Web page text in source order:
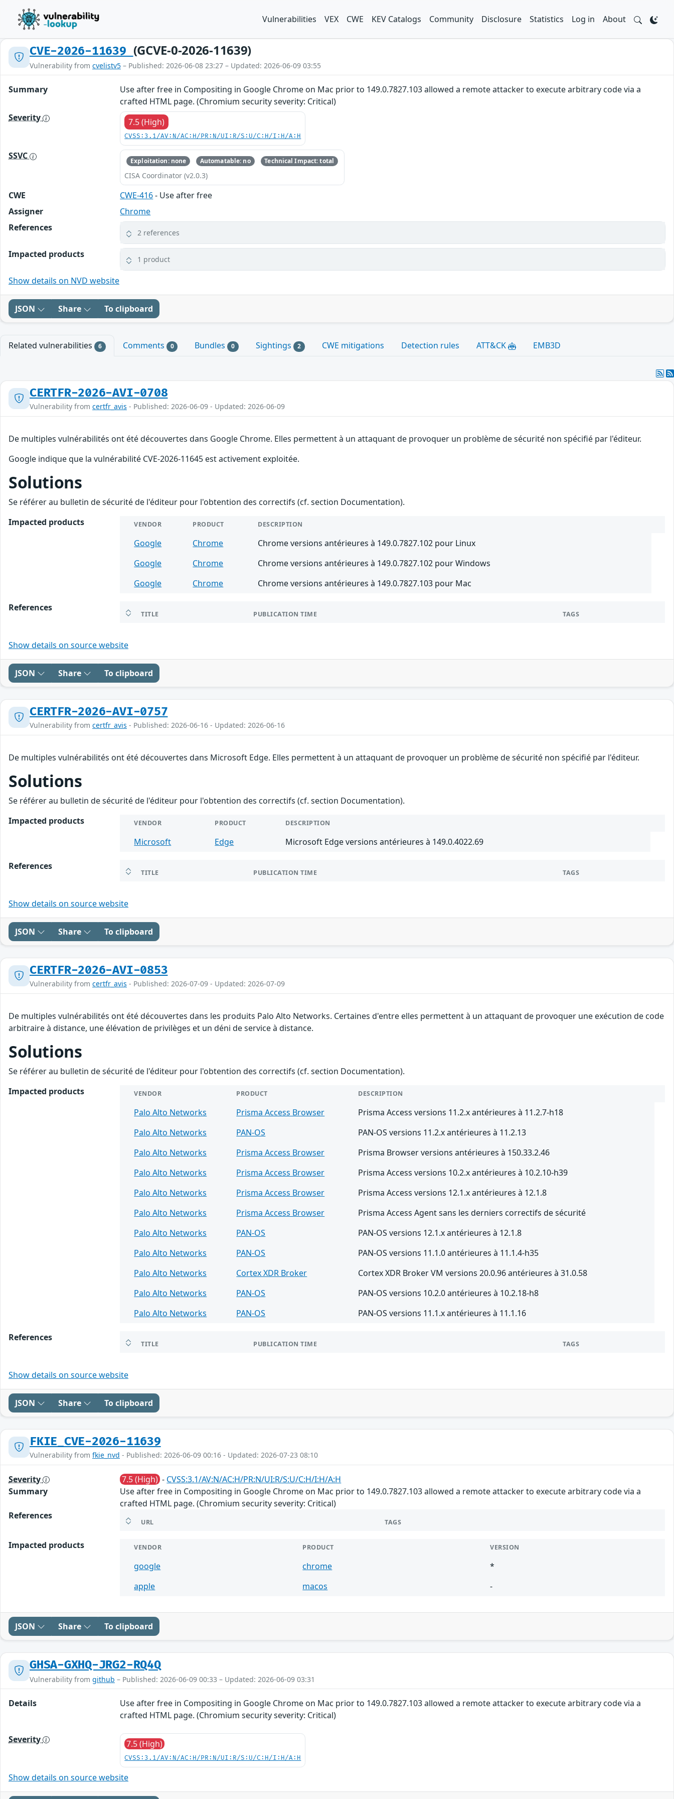
Vulnerabilities VEX CWE KEV Catalogs Community Disclosure Statistics Log in About
CVE-2026-11639 (GCVE-0-2026-11639)
Vulnerability from cvelistv5 – Published: 2026-06-08 23:27 – Updated: 2026-06-09 03:55
Summary
Use after free in Compositing in Google Chrome on Mac prior to 149.0.7827.103 allowed a remote attacker to execute arbitrary code via a
crafted HTML page. (Chromium security severity: Critical)
Severity
7.5 (High)
CVSS:3.1/AV:N/AC:H/PR:N/UI:R/S:U/C:H/I:H/A:H
SSVC Exploitation: none Automatable: no Technical Impact: total
CISA Coordinator (v2.0.3)
CWE CWE-416- Use after free
Assigner
Chrome
References
2 references
Impacted products 1 product
Show details on NVD website
JSON Share To clipboard
Related vulnerabilities 6 Comments 0 Bundles 0 Sightings 2 CWE mitigations Detection rules ATT&CK EMB3D
CERTFR-2026-AVI-0708
Vulnerability from certfr_avis - Published: 2026-06-09 - Updated: 2026-06-09
De multiples vulnérabilités ont été découvertes dans Google Chrome. Elles permettent à un attaquant de provoquer un problème de sécurité non spécifié par l'éditeur.
Google indique que la vulnérabilité CVE-2026-11645 est activement exploitée.
Solutions
Se référer au bulletin de sécurité de l'éditeur pour l'obtention des correctifs (cf. section Documentation).
Impacted products
VENDOR PRODUCT DESCRIPTION
Google Chrome
Chrome versions antérieures à 149.0.7827.102 pour Linux
Google
Chrome
Chrome versions antérieures à 149.0.7827.102 pour Windows
Google
Chrome Chrome versions antérieures à 149.0.7827.103 pour Mac
References
TITLE PUBLICATION TIME TAGS
Show details on source website
JSON Share To clipboard
CERTFR-2026-AVI-0757
Vulnerability from certfr_avis - Published: 2026-06-16 - Updated: 2026-06-16
De multiples vulnérabilités ont été découvertes dans Microsoft Edge. Elles permettent à un attaquant de provoquer un problème de sécurité non spécifié par l'éditeur.
Solutions
Se référer au bulletin de sécurité de l'éditeur pour l'obtention des correctifs (cf. section Documentation).
Impacted products
VENDOR PRODUCT DESCRIPTION
Microsoft Edge Microsoft Edge versions antérieures à 149.0.4022.69
References
TITLE PUBLICATION TIME TAGS
Show details on source website
JSON Share To clipboard
CERTFR-2026-AVI-0853
Vulnerability from certfr_avis - Published: 2026-07-09 - Updated: 2026-07-09
De multiples vulnérabilités ont été découvertes dans les produits Palo Alto Networks. Certaines d'entre elles permettent à un attaquant de provoquer une exécution de code
arbitraire à distance, une élévation de privilèges et un déni de service à distance.
Solutions
Se référer au bulletin de sécurité de l'éditeur pour l'obtention des correctifs (cf. section Documentation).
Impacted products
VENDOR PRODUCT DESCRIPTION
Palo Alto Networks Prisma Access Browser
Prisma Access versions 11.2.x antérieures à 11.2.7-h18
Palo Alto Networks
PAN-OS
PAN-OS versions 11.2.x antérieures à 11.2.13
Palo Alto Networks
Prisma Access Browser
Prisma Browser versions antérieures à 150.33.2.46
Palo Alto Networks
Prisma Access Browser
Prisma Access versions 10.2.x antérieures à 10.2.10-h39
Palo Alto Networks
Prisma Access Browser
Prisma Access versions 12.1.x antérieures à 12.1.8
Palo Alto Networks
Prisma Access Browser
Prisma Access Agent sans les derniers correctifs de sécurité
Palo Alto Networks
PAN-OS
PAN-OS versions 12.1.x antérieures à 12.1.8
Palo Alto Networks
PAN-OS
PAN-OS versions 11.1.0 antérieures à 11.1.4-h35
Palo Alto Networks
Cortex XDR Broker
Cortex XDR Broker VM versions 20.0.96 antérieures à 31.0.58
Palo Alto Networks
PAN-OS
PAN-OS versions 10.2.0 antérieures à 10.2.18-h8
Palo Alto Networks
PAN-OS PAN-OS versions 11.1.x antérieures à 11.1.16
References
TITLE PUBLICATION TIME TAGS
Show details on source website
JSON Share To clipboard
FKIE_CVE-2026-11639
Vulnerability from fkie_nvd - Published: 2026-06-09 00:16 - Updated: 2026-07-23 08:10
Severity 7.5 (High) - CVSS:3.1/AV:N/AC:H/PR:N/UI:R/S:U/C:H/I:H/A:H
Summary
Use after free in Compositing in Google Chrome on Mac prior to 149.0.7827.103 allowed a remote attacker to execute arbitrary code via a
crafted HTML page. (Chromium security severity: Critical)
References
URL TAGS
Impacted products VENDOR PRODUCT VERSION
google chrome
*
apple
macos -
JSON Share To clipboard
GHSA-GXHQ-JRG2-RQ4Q
Vulnerability from github – Published: 2026-06-09 00:33 – Updated: 2026-06-09 03:31
Details
Use after free in Compositing in Google Chrome on Mac prior to 149.0.7827.103 allowed a remote attacker to execute arbitrary code via a
crafted HTML page. (Chromium security severity: Critical)
Severity 7.5 (High)
CVSS:3.1/AV:N/AC:H/PR:N/UI:R/S:U/C:H/I:H/A:H
Show details on source website